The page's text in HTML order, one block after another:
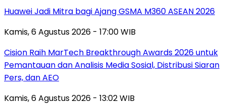
Huawei Jadi Mitra bagi Ajang GSMA M360 ASEAN 2026
Kamis, 6 Agustus 2026 - 17:00 WIB
Cision Raih MarTech Breakthrough Awards 2026 untuk
Pemantauan dan Analisis Media Sosial, Distribusi Siaran
Pers, dan AEO
Kamis, 6 Agustus 2026 - 13:02 WIB